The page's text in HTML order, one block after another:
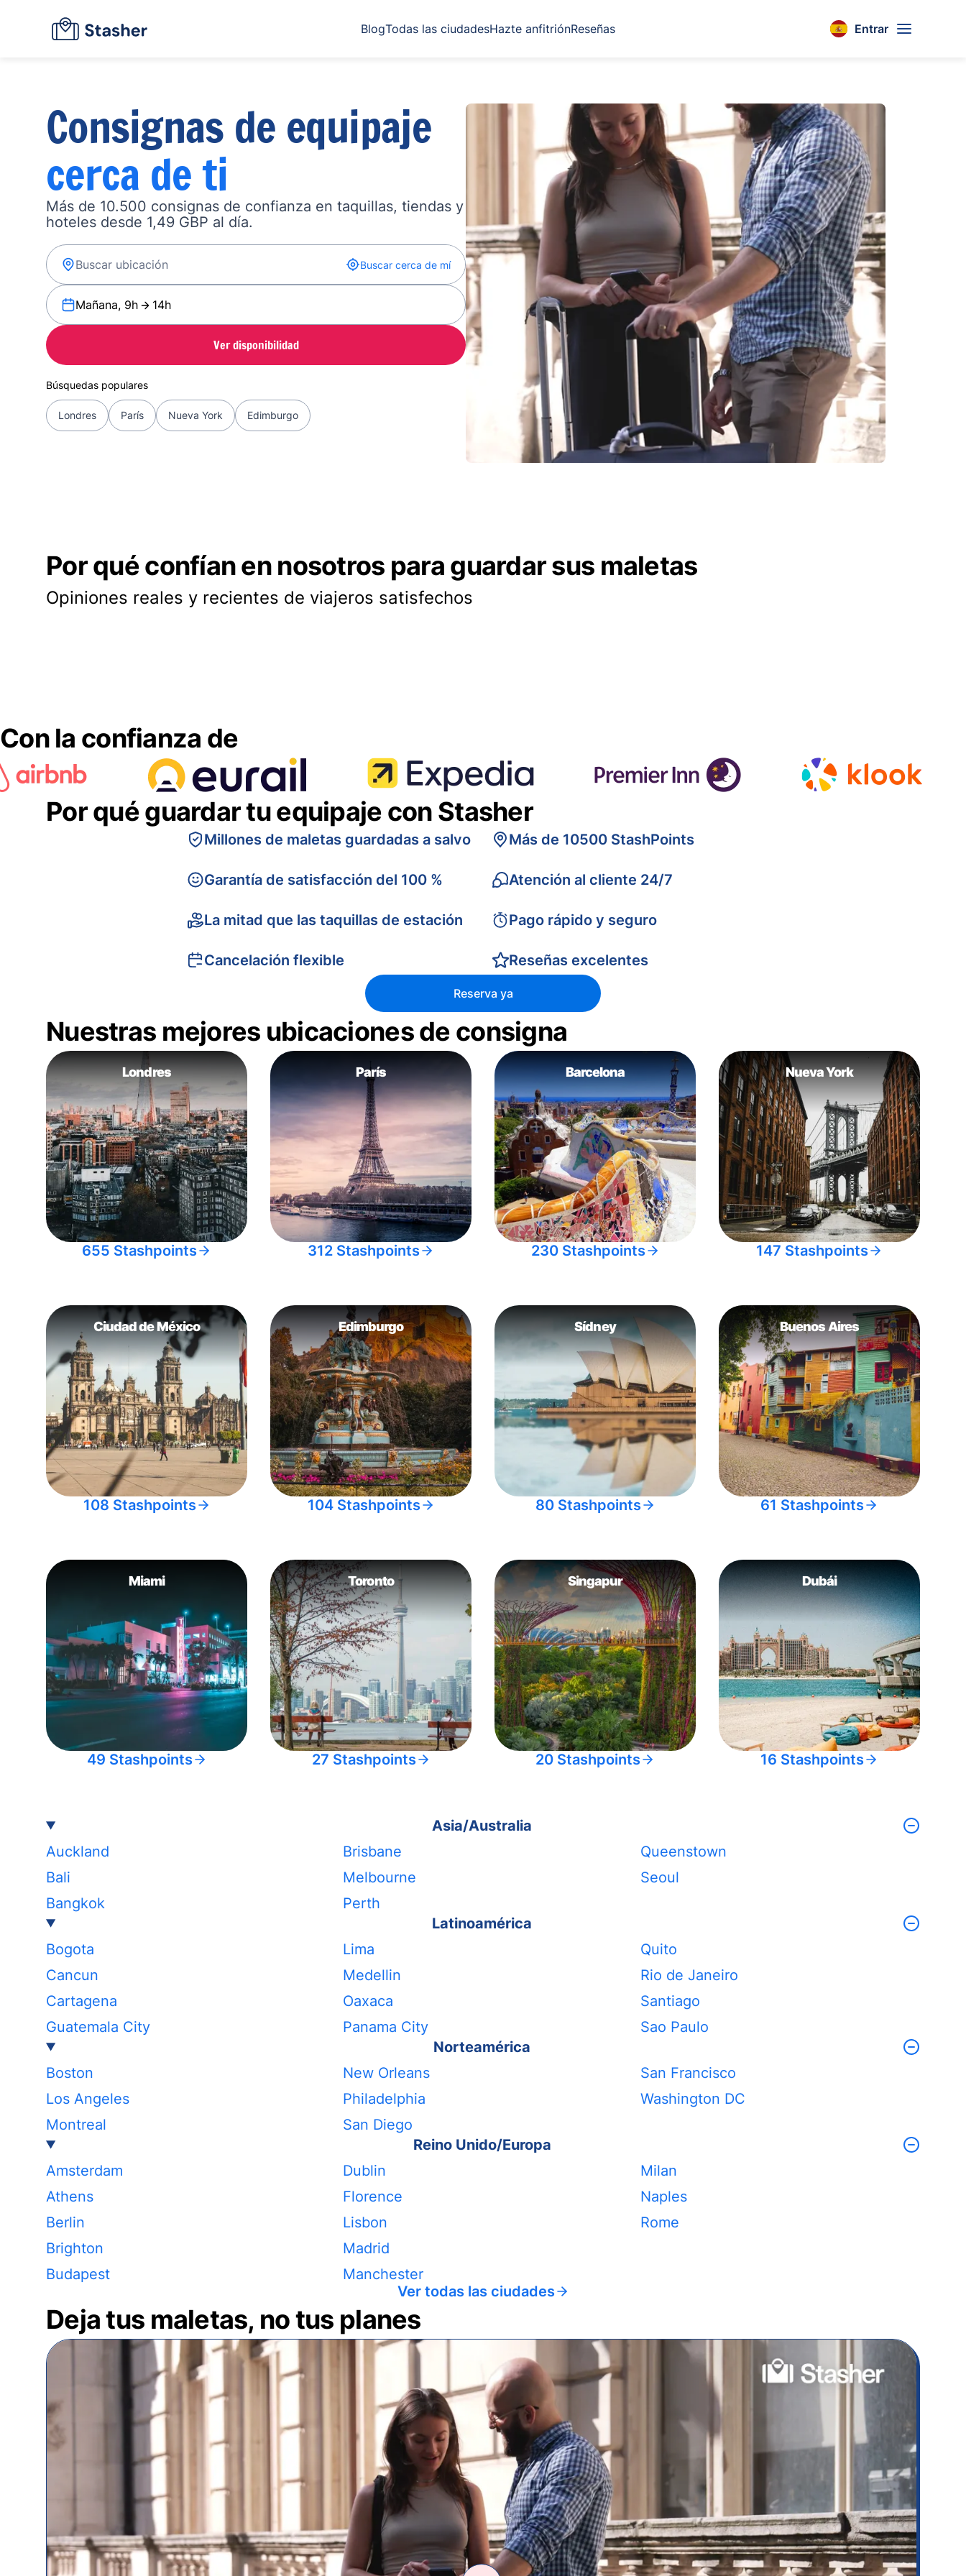
BlogTodas las ciudadesHazte anfitriónReseñas Entrar
Consignas de equipaje
cerca de ti
Más de 10.500 consignas de confianza en taquillas, tiendas y
hoteles desde 1,49 GBP al día.
Buscar cerca de mí
Mañana, 9h 14h
Ver disponibilidad
Búsquedas populares
Londres París Nueva York Edimburgo
Por qué confían en nosotros para guardar sus maletas
Opiniones reales y recientes de viajeros satisfechos
Con la confianza de
Por qué guardar tu equipaje con Stasher
Millones de maletas guardadas a salvo
Garantía de satisfacción del 100 %
La mitad que las taquillas de estación
Cancelación flexible
Más de 10500 StashPoints
Atención al cliente 24/7
Pago rápido y seguro
Reseñas excelentes
Reserva ya
Nuestras mejores ubicaciones de consigna
Londres
655 Stashpoints
París
312 Stashpoints
Barcelona
230 Stashpoints
Nueva York
147 Stashpoints
Ciudad de México
108 Stashpoints
Edimburgo
104 Stashpoints
Sídney
80 Stashpoints
Buenos Aires
61 Stashpoints
Miami
49 Stashpoints
Toronto
27 Stashpoints
Singapur
20 Stashpoints
Dubái
16 Stashpoints
Asia/Australia
Auckland
Bali
Bangkok
Brisbane
Melbourne
Perth
Queenstown
Seoul
Latinoamérica
Bogota
Cancun
Cartagena
Guatemala City
Lima
Medellin
Oaxaca
Panama City
Quito
Rio de Janeiro
Santiago
Sao Paulo
Norteamérica
Boston
Los Angeles
Montreal
New Orleans
Philadelphia
San Diego
San Francisco
Washington DC
Reino Unido/Europa
Amsterdam
Athens
Berlin
Brighton
Budapest
Dublin
Florence
Lisbon
Madrid
Manchester
Milan
Naples
Rome
Ver todas las ciudades
Deja tus maletas, no tus planes